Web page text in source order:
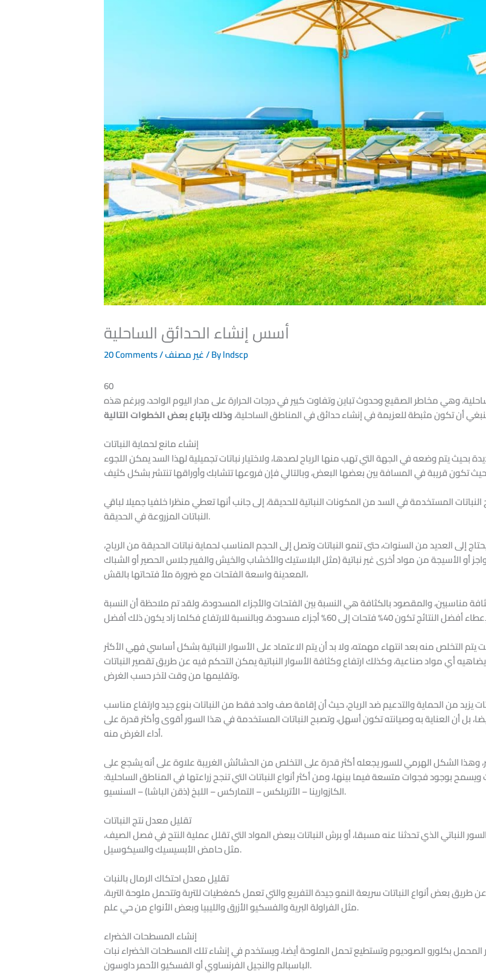
أسس إنشاء الحدائق الساحلية
20 Comments/غير مصنف/ Bylndscp
60
وهي مخاطر الصقيع وحدوث تباين وتفاوت كبير في درجات الحرارة على مدار اليوم الواحد، وبرغم هذه
أن تكون مثبطة للعزيمة في إنشاء حدائق في المناطق الساحلية،
إنشاء مانع لحماية النباتات
بحيث يتم وضعه في الجهة التي تهب منها الرياح لصدها، ولاختيار نباتات تجميلية لهذا السد يمكن اللجوء
المستخدمة في السد من المكونات النباتية للحديقة، إلى جانب أنها تعطي منظرا خلفيا جميلا لباقي
النباتات المزروعة في الحديقة.
إلى العديد من السنوات، حتى تنمو النباتات وتصل إلى الحجم المناسب لحماية نباتات الحديقة من الرياح،
الأسيجة من مواد أخرى غير نباتية (مثل البلاستيك والأخشاب والخيش والفيبر جلاس الحصير أو الشباك
المعدينة واسعة الفتحات مع ضرورة ملأ فتحاتها بالقش،
مناسبين، والمقصود بالكثافة هي النسبة بين الفتحات والأجزاء المسدودة، ولقد تم ملاحظة أن النسبة
منه بعد انتهاء مهمته، ولا بد أن يتم الاعتماد على الأسوار النباتية بشكل أساسي فهي الأكثر
يضاهيه أي مواد صناعية، وكذلك ارتفاع وكثافة الأسوار النباتية يمكن التحكم فيه عن طريق تقصير النباتات
وتقليمها من وقت لآخر حسب الغرض،
يزيد من الحماية والتدعيم ضد الرياح، حيث أن إقامة صف واحد فقط من النباتات بنوع جيد وارتفاع مناسب
بل أن العناية به وصيانته تكون أسهل، وتصبح النباتات المستخدمة في هذا السور أقوى وأكثر قدرة على
أداء الغرض منه.
وهذا الشكل الهرمي للسور يجعله أكثر قدرة على التخلص من الحشائش الغريبة علاوة على أنه يشجع على
بوجود فجوات متسعة فيما بينها، ومن أكثر أنواع النباتات التي تنجح زراعتها في المناطق الساحلية:
الكازوارينا – الأتربلكس – التماركس – اللبخ (ذقن الباشا) – السنسيو.
تقليل معدل نتج النباتات
النباتي الذي تحدثنا عنه مسبقا، أو برش النباتات ببعض المواد التي تقلل عملية النتح في فصل الصيف،
مثل حامض الأبسيسيك والسيكوسيل.
تقليل معدل احتكاك الرمال بالنبات
طريق بعض أنواع النباتات سريعة النمو جيدة التفريع والتي تعمل كمغطيات للتربة وتتحمل ملوحة التربة،
مثل الفراولة البرية والفسكيو الأزرق والليبيا وبعض الأنواع من حي علم.
إنشاء المسطحات الخضراء
المحمل بكلورو الصوديوم وتستطيع تحمل الملوحة أيضا، ويستخدم في إنشاء تلك المسطحات الخضراء نبات
الباسبالم والنجيل الفرنساوي أو الفسكيو الأحمر داوسون.